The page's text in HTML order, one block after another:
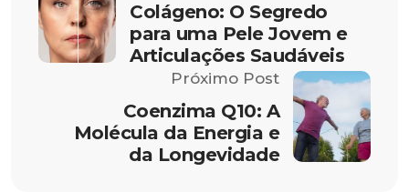
Colágeno: O Segredo
para uma Pele Jovem e
Articulações Saudáveis
Próximo Post
Coenzima Q10: A
Molécula da Energia e
da Longevidade